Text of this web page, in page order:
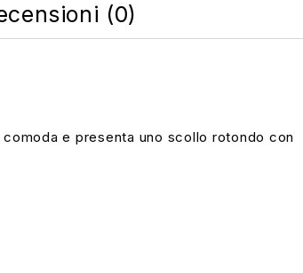
(0)
e presenta uno scollo rotondo con